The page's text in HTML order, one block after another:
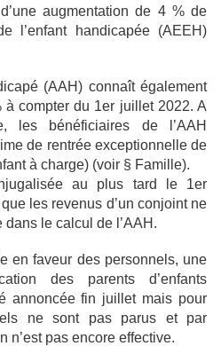
augmentation de 4 % de
l’enfant handicapée (AEEH)
(AAH) connaît également
compter du 1er juillet 2022. A
les bénéficiaires de l’AAH
de rentrée exceptionnelle de
à charge) (voir § Famille).
au plus tard le 1er
les revenus d’un conjoint ne
le calcul de l’AAH.
en faveur des personnels, une
des parents d’enfants
annoncée fin juillet mais pour
ne sont pas parus et par
n’est pas encore effective.